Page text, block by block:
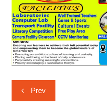
Post
navigation
Prev